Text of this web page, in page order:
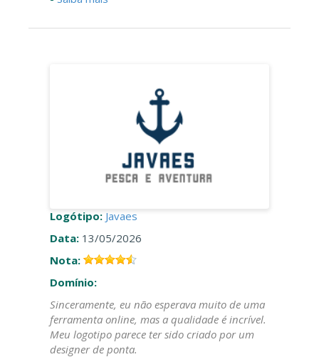
Logótipo: Javaes
Data: 13/05/2026
Nota:
Domínio:
Sinceramente, eu não esperava muito de uma
ferramenta online, mas a qualidade é incrível.
Meu logotipo parece ter sido criado por um
designer de ponta.